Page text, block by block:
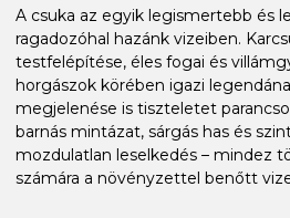
A csuka az egyik legismertebb és
ragadozóhal hazánk vizeiben.
testfelépítése, éles fogai és
horgászok körében igazi
megjelenése is tiszteletet
barnás mintázat, sárgás has és
mozdulatlan leselkedés – mindez
számára a növényzettel benőtt